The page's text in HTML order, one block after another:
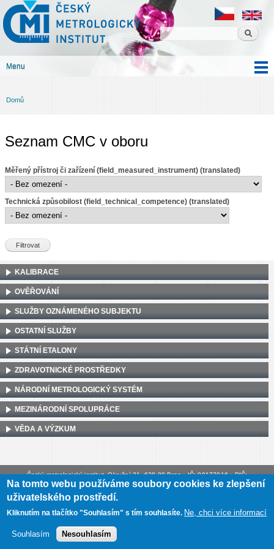
obsahu
Český
metrologický
institut
Menu
Jste zde
Domů
Seznam CMC v oboru
Měřený přístroj či zařízení (field_measured_instrument) (translated)
Technická způsobilost (field_technical_competence) (translated)
KALIBRACE
OVĚŘOVÁNÍ
SLUŽBY OZNÁMENÉHO SUBJEKTU
OSTATNÍ SLUŽBY
STÁTNÍ ETALONY
ZDRAVOTNICKÉ PROSTŘEDKY
NÁRODNÍ METROLOGICKÝ SYSTÉM
MEZINÁRODNÍ SPOLUPRÁCE
VĚDA A VÝZKUM
Český metrologický institut, Okružní 31, 638 00 Brno•IČ: 00177016•DIČ:
CZ00177016
Na tomto webu používáme soubory cookies ke zlepšení
uživatelského prostředí.
Kliknutím na tlačítko "Souhlasím" s tím souhlasíte. Ne, chci více informací
Souhlasím Nesouhlasím